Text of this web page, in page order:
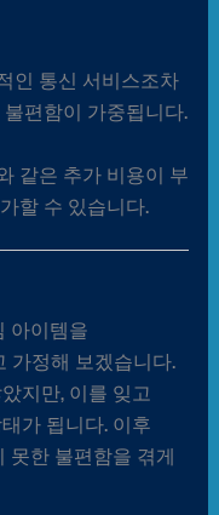
인 통신 서비스조차
편함이 가중됩니다.
같은 추가 비용이 부
할 수 있습니다.
아이템을
가정해 보겠습니다.
지만, 이를 잊고
가 됩니다. 이후
못한 불편함을 겪게